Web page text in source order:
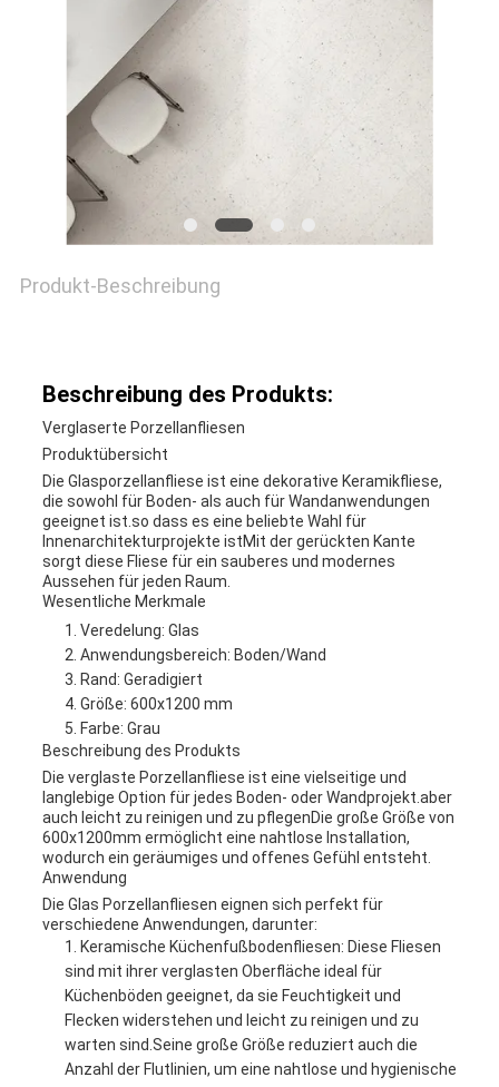
Produkt-Beschreibung
Beschreibung des Produkts:
Verglaserte Porzellanfliesen
Produktübersicht
Die Glasporzellanfliese ist eine dekorative Keramikfliese,
die sowohl für Boden- als auch für Wandanwendungen
geeignet ist.so dass es eine beliebte Wahl für
Innenarchitekturprojekte istMit der gerückten Kante
sorgt diese Fliese für ein sauberes und modernes
Aussehen für jeden Raum.
Wesentliche Merkmale
Veredelung: Glas
Anwendungsbereich: Boden/Wand
Rand: Geradigiert
Größe: 600x1200 mm
Farbe: Grau
Beschreibung des Produkts
Die verglaste Porzellanfliese ist eine vielseitige und
langlebige Option für jedes Boden- oder Wandprojekt.aber
auch leicht zu reinigen und zu pflegenDie große Größe von
600x1200mm ermöglicht eine nahtlose Installation,
wodurch ein geräumiges und offenes Gefühl entsteht.
Anwendung
Die Glas Porzellanfliesen eignen sich perfekt für
verschiedene Anwendungen, darunter:
Keramische Küchenfußbodenfliesen: Diese Fliesen
sind mit ihrer verglasten Oberfläche ideal für
Küchenböden geeignet, da sie Feuchtigkeit und
Flecken widerstehen und leicht zu reinigen und zu
warten sind.Seine große Größe reduziert auch die
Anzahl der Flutlinien, um eine nahtlose und hygienische